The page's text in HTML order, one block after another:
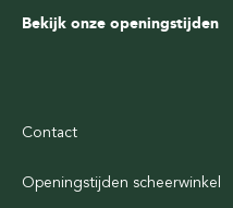
Bekijk onze openingstijden
Contact
Openingstijden scheerwinkel